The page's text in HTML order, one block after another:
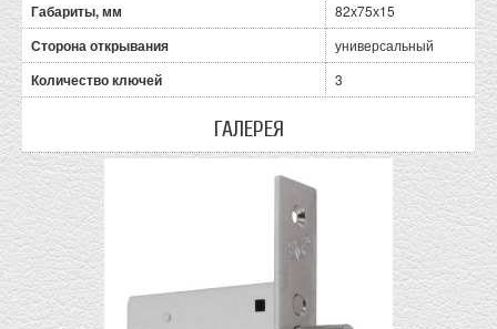
Габариты, мм 82х75х15
Сторона открывания универсальный
Количество ключей 3
ГАЛЕРЕЯ